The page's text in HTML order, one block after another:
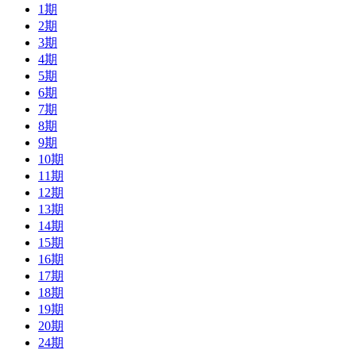
1期
2期
3期
4期
5期
6期
7期
8期
9期
10期
11期
12期
13期
14期
15期
16期
17期
18期
19期
20期
24期